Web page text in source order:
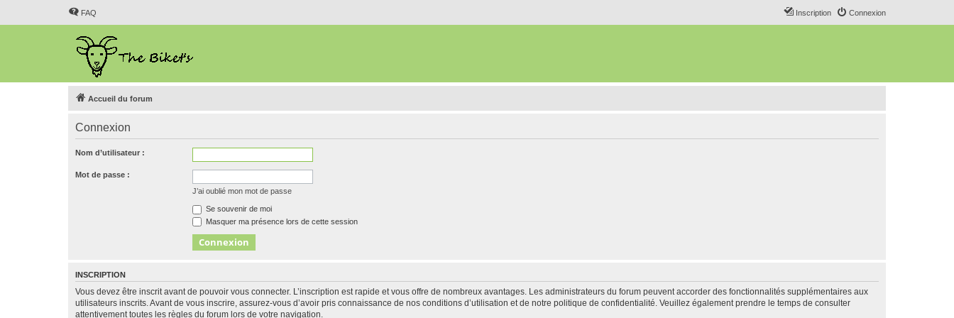
FAQ Connexion
Inscription
Accueil du forum
Connexion
Nom d’utilisateur :
Mot de passe :
J’ai oublié mon mot de passe
Se souvenir de moi
Masquer ma présence lors de cette session
INSCRIPTION
Vous devez être inscrit avant de pouvoir vous connecter. L’inscription est rapide et vous offre de nombreux avantages. Les administrateurs du forum peuvent accorder des fonctionnalités supplémentaires aux
utilisateurs inscrits. Avant de vous inscrire, assurez-vous d’avoir pris connaissance de nos conditions d’utilisation et de notre politique de confidentialité. Veuillez également prendre le temps de consulter
attentivement toutes les règles du forum lors de votre navigation.